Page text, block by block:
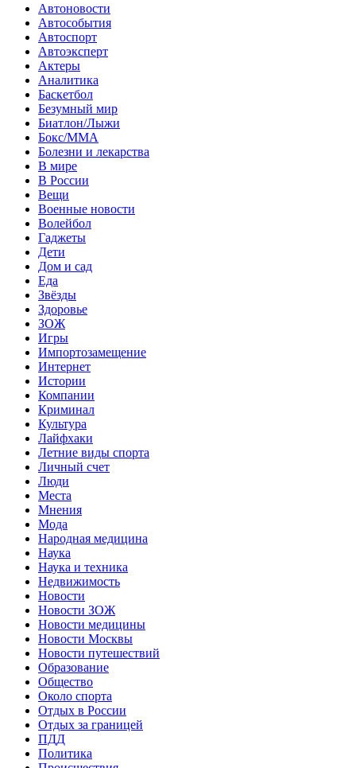
Автоновости
Автособытия
Автоспорт
Автоэксперт
Актеры
Аналитика
Баскетбол
Безумный мир
Биатлон/Лыжи
Бокс/MMA
Болезни и лекарства
В мире
В России
Вещи
Военные новости
Волейбол
Гаджеты
Дети
Дом и сад
Еда
Звёзды
Здоровье
ЗОЖ
Игры
Импортозамещение
Интернет
Истории
Компании
Криминал
Культура
Лайфхаки
Летние виды спорта
Личный счет
Люди
Места
Мнения
Мода
Народная медицина
Наука
Наука и техника
Недвижимость
Новости
Новости ЗОЖ
Новости медицины
Новости Москвы
Новости путешествий
Образование
Общество
Около спорта
Отдых в России
Отдых за границей
ПДД
Политика